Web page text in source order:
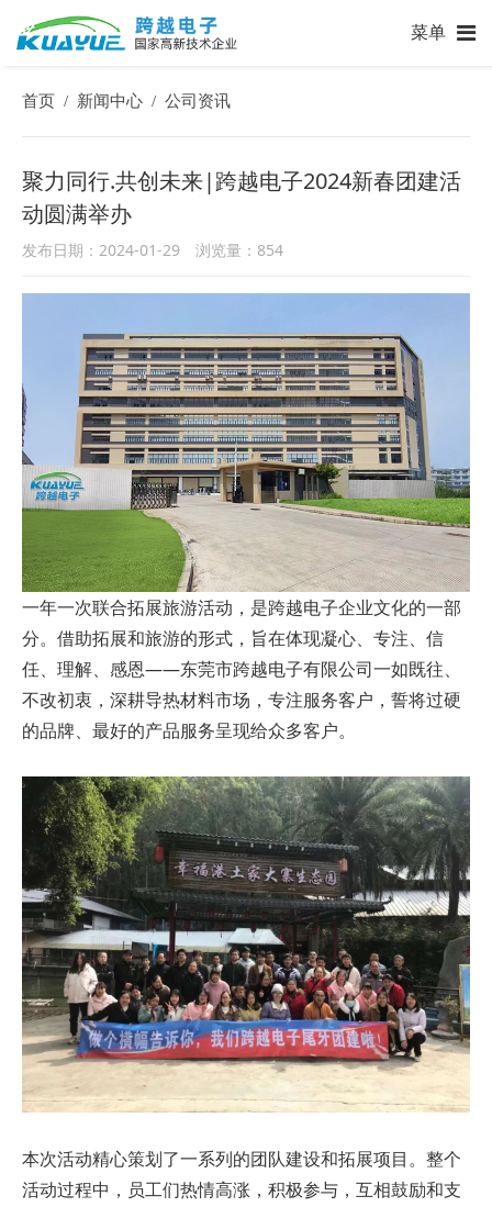
菜单
首页 / 新闻中心 / 公司资讯
聚力同行.共创未来|跨越电子2024新春团建活
动圆满举办
发布日期：2024-01-29 浏览量： 854
一年一次联合拓展旅游活动，是跨越电子企业文化的一部
分。借助拓展和旅游的形式，旨在体现凝心、专注、信
任、理解、感恩——东莞市跨越电子有限公司一如既往、
不改初衷，深耕导热材料市场，专注服务客户，誓将过硬
的品牌、最好的产品服务呈现给众多客户。
本次活动精心策划了一系列的团队建设和拓展项目。整个
活动过程中，员工们热情高涨，积极参与，互相鼓励和支